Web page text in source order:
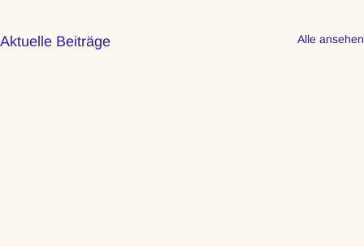
Aktuelle Beiträge Alle ansehen